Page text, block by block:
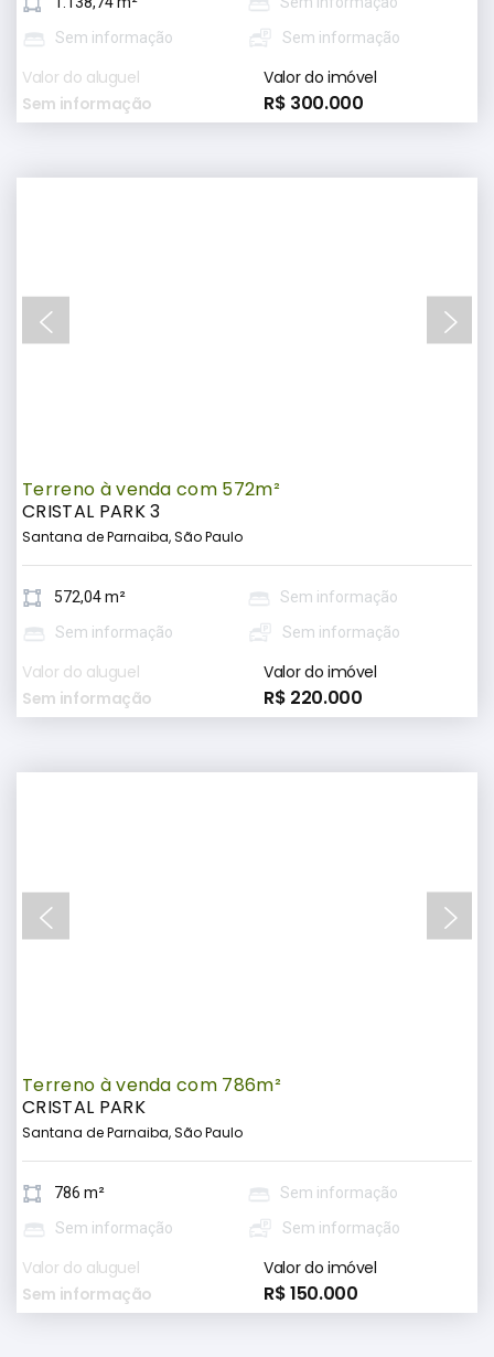
Sem informação
Sem informação
Valor do aluguel
Sem informação
Valor do imóvel
R$ 300.000
Terreno à venda com 572m²
CRISTAL PARK 3
Santana de Parnaiba, São Paulo
572,04 m²
Sem informação
Sem informação
Sem informação
Valor do aluguel
Sem informação
Valor do imóvel
R$ 220.000
Terreno à venda com 786m²
CRISTAL PARK
Santana de Parnaiba, São Paulo
786 m²
Sem informação
Sem informação
Sem informação
Valor do aluguel
Sem informação
Valor do imóvel
R$ 150.000